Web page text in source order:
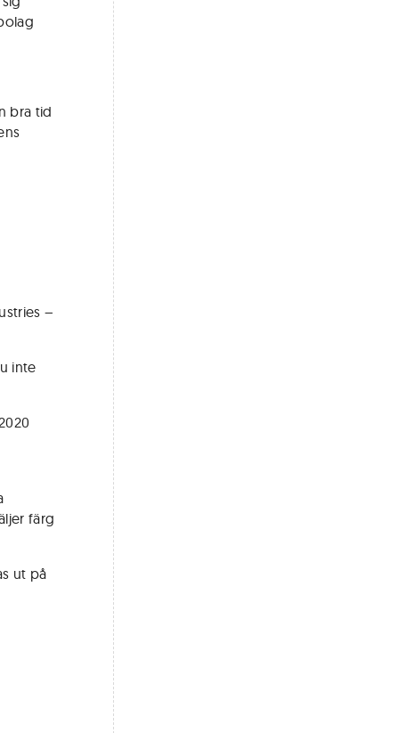
bra tid
–
inte
färg
ut på